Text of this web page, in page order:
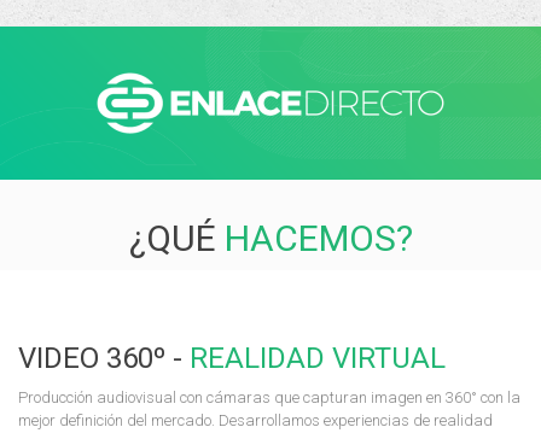
¿QUÉ HACEMOS?
VIDEO 360º - REALIDAD VIRTUAL
Producción audiovisual con cámaras que capturan imagen en 360° con la
mejor definición del mercado. Desarrollamos experiencias de realidad